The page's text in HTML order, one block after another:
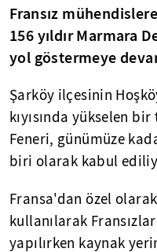
Fransız
156 yıldır Marmara
yol göstermeye
Şarköy ilçesinin
kıyısında yükselen
Feneri, günümüze
biri olarak kabul
Fransa'dan özel
kullanılarak
yapılırken kaynak